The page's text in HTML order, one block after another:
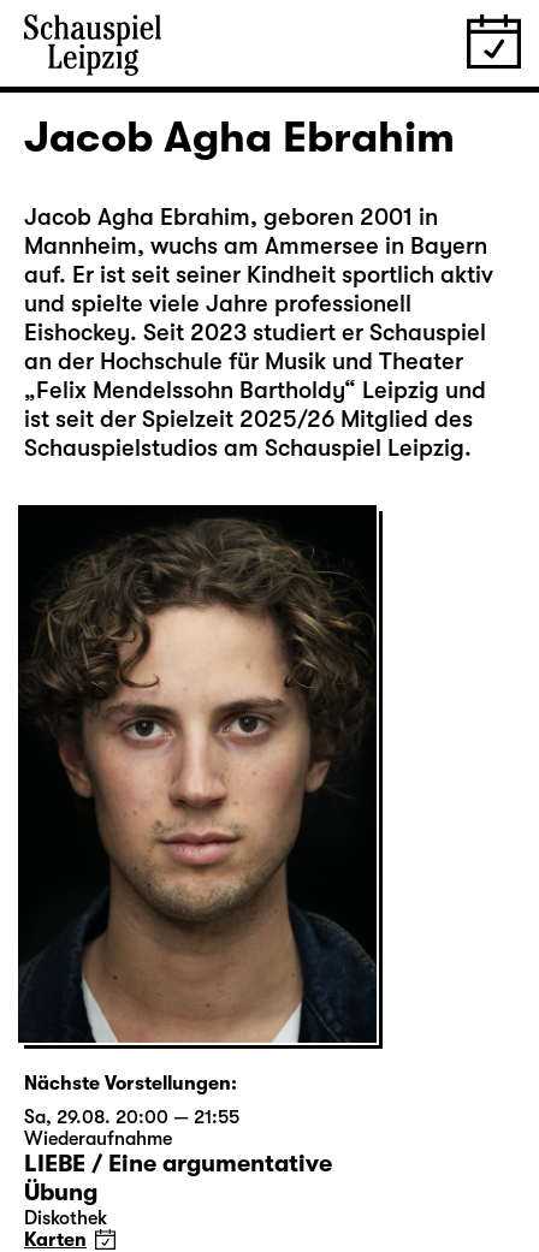
Jacob Agha Ebrahim
Jacob Agha Ebrahim, geboren 2001 in
Mannheim, wuchs am Ammersee in Bayern
auf. Er ist seit seiner Kindheit sportlich aktiv
und spielte viele Jahre professionell
Eishockey. Seit 2023 studiert er Schauspiel
an der Hochschule für Musik und Theater
„Felix Mendelssohn Bartholdy“ Leipzig und
ist seit der Spielzeit 2025/26 Mitglied des
Schauspielstudios am Schauspiel Leipzig.
Nächste Vorstellungen:
Sa, 29.08. 20:00 — 21:55
Wiederaufnahme
LIEBE / Eine argumentative
Übung
Diskothek
Karten